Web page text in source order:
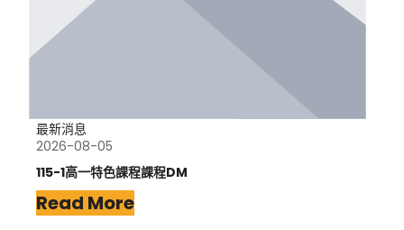
最新消息
2026-08-05
115-1高一特色課程課程DM
Read More